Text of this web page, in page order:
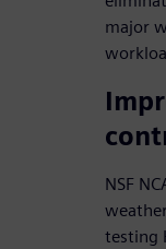
major
NSF
testing